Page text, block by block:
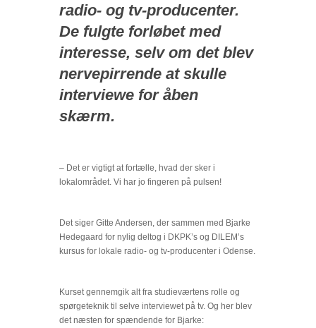
radio- og tv-producenter.
De fulgte forløbet med
interesse, selv om det blev
nervepirrende at skulle
interviewe for åben
skærm.
– Det er vigtigt at fortælle, hvad der sker i
lokalområdet. Vi har jo fingeren på pulsen!
Det siger Gitte Andersen, der sammen med Bjarke
Hedegaard for nylig deltog i DKPK’s og DILEM’s
kursus for lokale radio- og tv-producenter i Odense.
Kurset gennemgik alt fra studieværtens rolle og
spørgeteknik til selve interviewet på tv. Og her blev
det næsten for spændende for Bjarke: